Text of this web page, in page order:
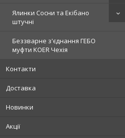
Ялинки Сосни та Екібано
штучні
Беззварне з'єднання ГЕБО
муфти KOER Чехія
Контакти
Доставка
Новинки
Акції